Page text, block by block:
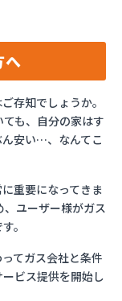
へ
存知でしょうか。
も、自分の家はす
ん安い…、なんてこ
重要になってきま
ユーザー様がガス
。
てガス会社と条件
ビス提供を開始し